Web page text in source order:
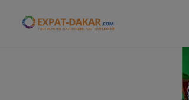
Expat-Dakar